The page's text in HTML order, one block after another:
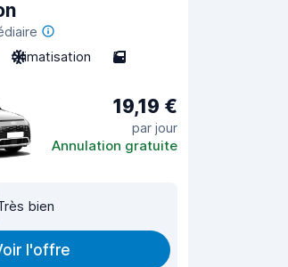
Climatisation 5
19,19 €
par jour
Annulation gratuite
bien
l'offre